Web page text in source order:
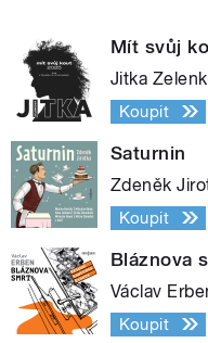
Mít svůj
Jitka
Koupit
Saturnin
Zdeněk
Koupit
Bláznova
Václav
Koupit